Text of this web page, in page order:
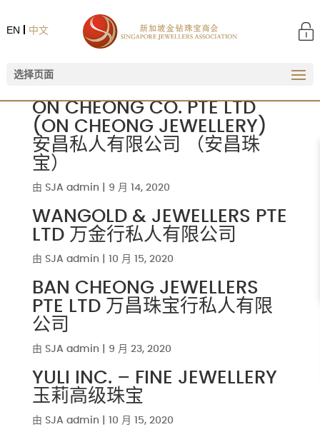
中文
EN
选择页面
ON CHEONG CO. PTE LTD
(ON CHEONG JEWELLERY)
安昌私人有限公司 （安昌珠
宝）
由 SJA admin 9 月 14, 2020
WANGOLD & JEWELLERS PTE
LTD 万金行私人有限公司
由 SJA admin 10 月 15, 2020
BAN CHEONG JEWELLERS
PTE LTD 万昌珠宝行私人有限
公司
由 SJA admin 9 月 23, 2020
YULI INC. – FINE JEWELLERY
玉莉高级珠宝
由 SJA admin 10 月 15, 2020